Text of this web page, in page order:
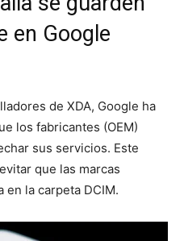
en Google
de XDA, Google ha
los fabricantes (OEM)
sus servicios. Este
que las marcas
en la carpeta DCIM.